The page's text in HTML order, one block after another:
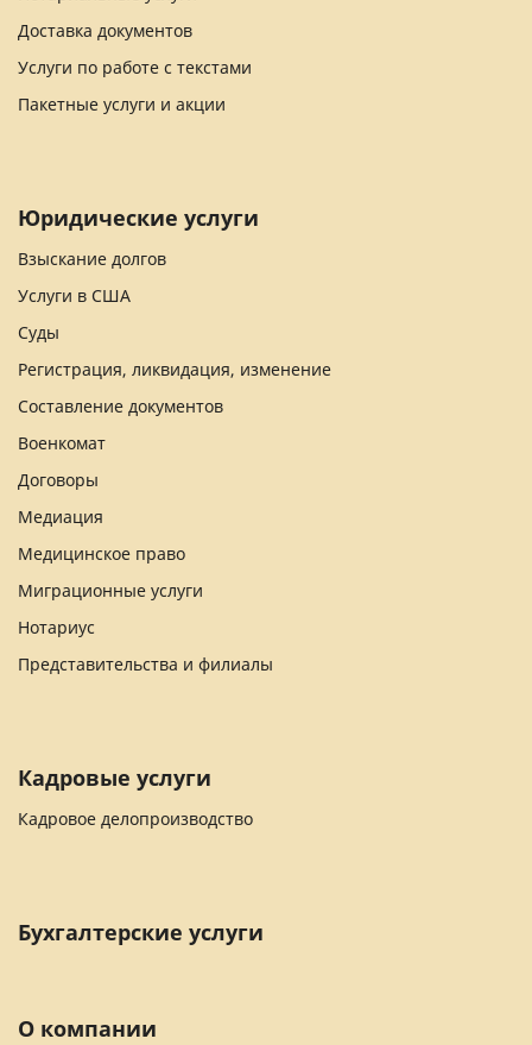
Доставка документов
Услуги по работе с текстами
Пакетные услуги и акции
Юридические услуги
Взыскание долгов
Услуги в США
Суды
Регистрация, ликвидация, изменение
Составление документов
Военкомат
Договоры
Медиация
Медицинское право
Миграционные услуги
Нотариус
Представительства и филиалы
Кадровые услуги
Кадровое делопроизводство
Бухгалтерские услуги
О компании